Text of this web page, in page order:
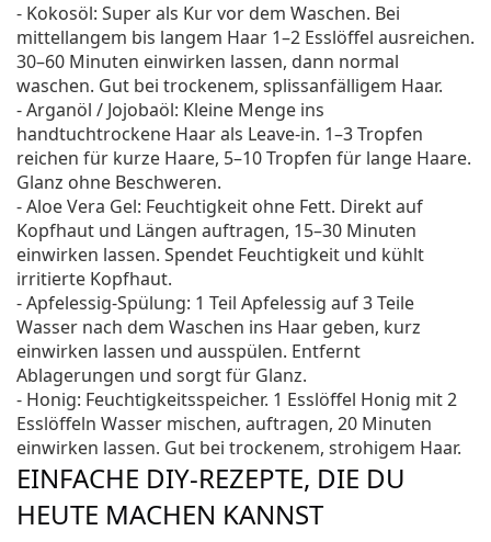
- Kokosöl: Super als Kur vor dem Waschen. Bei
mittellangem bis langem Haar 1–2 Esslöffel ausreichen.
30–60 Minuten einwirken lassen, dann normal
waschen. Gut bei trockenem, splissanfälligem Haar.
- Arganöl / Jojobaöl: Kleine Menge ins
handtuchtrockene Haar als Leave-in. 1–3 Tropfen
reichen für kurze Haare, 5–10 Tropfen für lange Haare.
Glanz ohne Beschweren.
- Aloe Vera Gel: Feuchtigkeit ohne Fett. Direkt auf
Kopfhaut und Längen auftragen, 15–30 Minuten
einwirken lassen. Spendet Feuchtigkeit und kühlt
irritierte Kopfhaut.
- Apfelessig-Spülung: 1 Teil Apfelessig auf 3 Teile
Wasser nach dem Waschen ins Haar geben, kurz
einwirken lassen und ausspülen. Entfernt
Ablagerungen und sorgt für Glanz.
- Honig: Feuchtigkeitsspeicher. 1 Esslöffel Honig mit 2
Esslöffeln Wasser mischen, auftragen, 20 Minuten
einwirken lassen. Gut bei trockenem, strohigem Haar.
EINFACHE DIY-REZEPTE, DIE DU
HEUTE MACHEN KANNST